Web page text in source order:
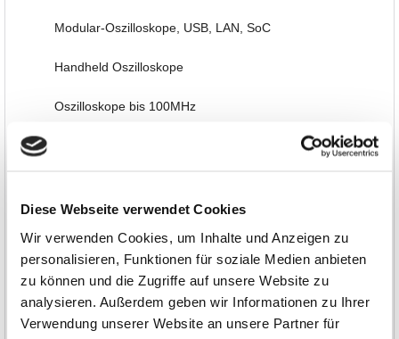
Diese Webseite verwendet Cookies
Wir verwenden Cookies, um Inhalte und Anzeigen zu
personalisieren, Funktionen für soziale Medien anbieten
zu können und die Zugriffe auf unsere Website zu
analysieren. Außerdem geben wir Informationen zu Ihrer
Verwendung unserer Website an unsere Partner für
Modular-Oszilloskope, USB, LAN, SoC
Handheld Oszilloskope
Oszilloskope bis 100MHz
Sampling-Oszilloskope
Oszilloskop-Tastköpfe